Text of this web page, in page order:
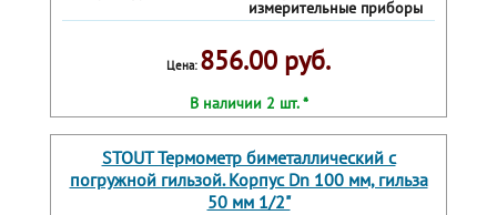
измерительные приборы
Цена: 856.00 руб.
В наличии 2 шт. *
STOUT Термометр биметаллический с
погружной гильзой. Корпус Dn 100 мм, гильза
50 мм 1/2"